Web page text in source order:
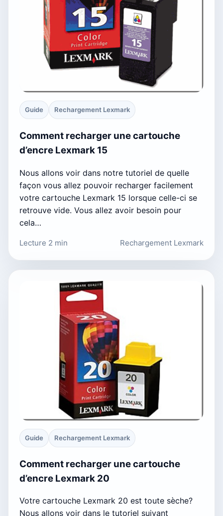
Guide Rechargement Lexmark
Comment recharger une cartouche
d’encre Lexmark 15
Nous allons voir dans notre tutoriel de quelle
façon vous allez pouvoir recharger facilement
votre cartouche Lexmark 15 lorsque celle-ci se
retrouve vide. Vous allez avoir besoin pour
cela…
Lecture 2 min Rechargement Lexmark
Guide Rechargement Lexmark
Comment recharger une cartouche
d’encre Lexmark 20
Votre cartouche Lexmark 20 est toute sèche?
Nous allons voir dans le tutoriel suivant